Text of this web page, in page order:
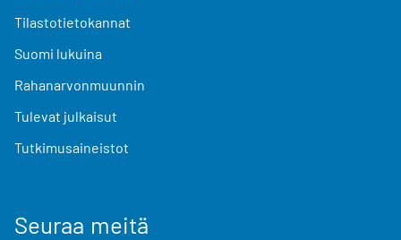
Tilastotietokannat
Suomi lukuina
Rahanarvonmuunnin
Tulevat julkaisut
Tutkimusaineistot
Seuraa meitä